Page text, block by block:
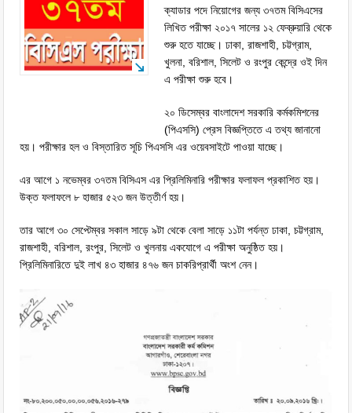
ক্যাডার পদে নিয়োগের জন্য ৩৭তম বিসিএসের
লিখিত পরীক্ষা ২০১৭ সালের ১২ ফেব্রুয়ারি থেকে
শুরু হতে যাচ্ছে। ঢাকা, রাজশাহী, চট্টগ্রাম,
খুলনা, বরিশাল, সিলেট ও রংপুর কেন্দ্রে ওই দিন
এ পরীক্ষা শুরু হবে।
২০ ডিসেম্বর বাংলাদেশ সরকারি কর্মকমিশনের
(পিএসসি) প্রেস বিজ্ঞপ্তিতে এ তথ্য জানানো
হয়। পরীক্ষার হল ও বিস্তারিত সূচি পিএসসি এর ওয়েবসাইটে পাওয়া যাচ্ছে।
এর আগে ১ নভেম্বর ৩৭তম বিসিএস এর প্রিলিমিনারি পরীক্ষার ফলাফল প্রকাশিত হয়।
উক্ত ফলাফলে ৮ হাজার ৫২৩ জন উত্তীর্ণ হয়।
তার আগে ৩০ সেপ্টেম্বর সকাল সাড়ে ৯টা থেকে বেলা সাড়ে ১১টা পর্যন্ত ঢাকা, চট্টগ্রাম,
রাজশাহী, বরিশাল, রংপুর, সিলেট ও খুলনায় একযোগে এ পরীক্ষা অনুষ্ঠিত হয়।
প্রিলিমিনারিতে দুই লাখ ৪৩ হাজার ৪৭৬ জন চাকরিপ্রার্থী অংশ নেন।